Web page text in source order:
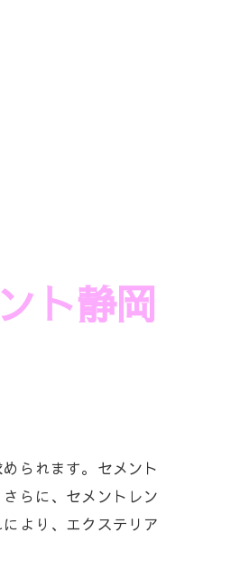
ト静岡
られます。セメント
らに、セメントレン
より、エクステリア